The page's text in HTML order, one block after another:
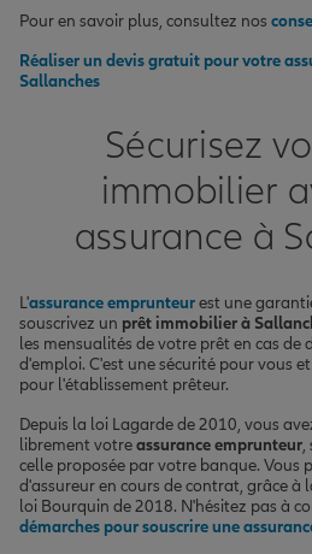
Pour en savoir plus, consultez nos
Réaliser un devis gratuit pour votre
Sallanches
Sécurisez
immobilier
assurance à
L'assurance emprunteurest une
souscrivez un prêt immobilier à
les mensualités de votre prêt en cas de
d'emploi. C'est une sécurité pour vous
pour l'établissement prêteur.
Depuis la loi Lagarde de 2010, vous
librement votreassurance emprunteur,
celle proposée par votre banque. Vous
d'assureur en cours de contrat, grâce à
loi Bourquin de 2018. N'hésitez pas à
démarches pour souscrire une